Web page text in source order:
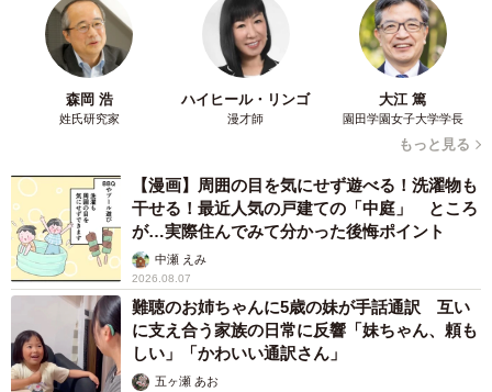
▽派手ではなくナチュラルで自然なファッションをしてい
そうなので。（50代）
▽きれいめな大人なファッションを着こなしてそうだか
ら。（40代）
▽おしゃれな男性芸能人といえば一番に思い浮かぶ人だか
ら。（30代）
▽おしゃれなイメージが強いから。（30代）
▽演技も上手で歌もうまくて洋服にもこだわりをもってい
るから。（40代）
森岡 浩
姓氏研究家
ハイヒール・リンゴ
漫才師
大江 篤
園田学園女子大学学長
もっと見る
【漫画】周囲の目を気にせず遊べる！洗濯物も
干せる！最近人気の戸建ての「中庭」 ところ
が…実際住んでみて分かった後悔ポイント
中瀬 えみ
2026.08.07
難聴のお姉ちゃんに5歳の妹が手話通訳 互い
に支え合う家族の日常に反響「妹ちゃん、頼も
しい」「かわいい通訳さん」
五ヶ瀬 あお